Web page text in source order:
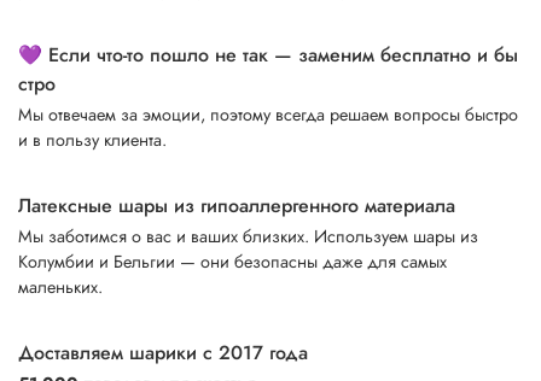
💜 Если что-то пошло не так — заменим бесплатно и бы
стро
Мы отвечаем за эмоции, поэтому всегда решаем вопросы быстро
и в пользу клиента.
Латексные шары из гипоаллергенного материала
Мы заботимся о вас и ваших близких. Используем шары из
Колумбии и Бельгии — они безопасны даже для самых
маленьких.
Доставляем шарики с 2017 года